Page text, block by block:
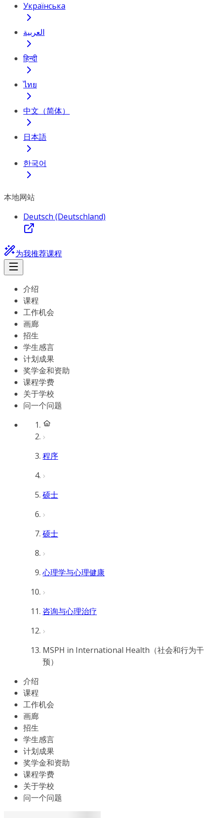
Українська
العربية
हिन्दी
ไทย
中文（简体）
日本語
한국어
本地网站
Deutsch (Deutschland)
为我推荐课程
介绍
课程
工作机会
画廊
招生
学生感言
计划成果
奖学金和资助
课程学费
关于学校
问一个问题
程序
硕士
硕士
心理学与心理健康
咨询与心理治疗
MSPH in International Health（社会和行为干
预）
介绍
课程
工作机会
画廊
招生
学生感言
计划成果
奖学金和资助
课程学费
关于学校
问一个问题